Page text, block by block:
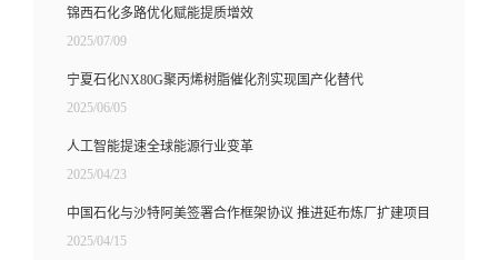
锦西石化多路优化赋能提质增效
2025/07/09
宁夏石化NX80G聚丙烯树脂催化剂实现国产化替代
2025/06/05
人工智能提速全球能源行业变革
2025/04/23
中国石化与沙特阿美签署合作框架协议 推进延布炼厂扩建项目
2025/04/15